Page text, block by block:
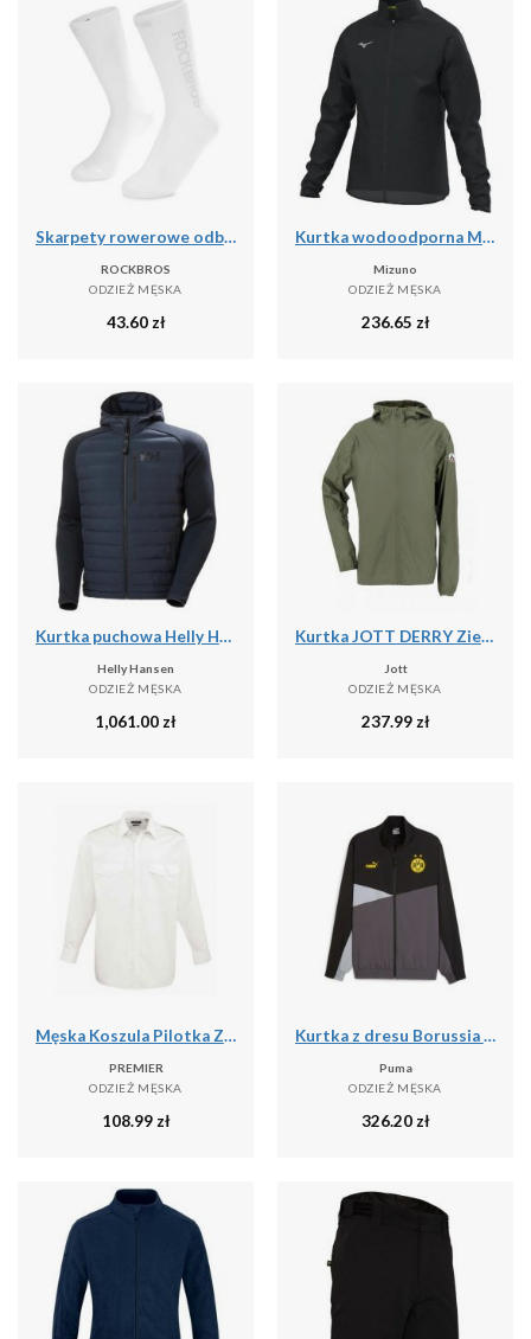
Skarpety rowerowe odblaskowe unisex antybakteryjne
ROCKBROS
ODZIEŻ MĘSKA
43.60 zł
Kurtka wodoodporna Mizuno RB
Mizuno
ODZIEŻ MĘSKA
236.65 zł
Kurtka puchowa Helly Hansen Arctic Ocean Hybrid
Helly Hansen
ODZIEŻ MĘSKA
1,061.00 zł
Kurtka JOTT DERRY Zielony
Jott
ODZIEŻ MĘSKA
237.99 zł
Męska Koszula Pilotka Z Długim Rękawem
PREMIER
ODZIEŻ MĘSKA
108.99 zł
Kurtka z dresu Borussia Dortmund 2023/24
Puma
ODZIEŻ MĘSKA
326.20 zł